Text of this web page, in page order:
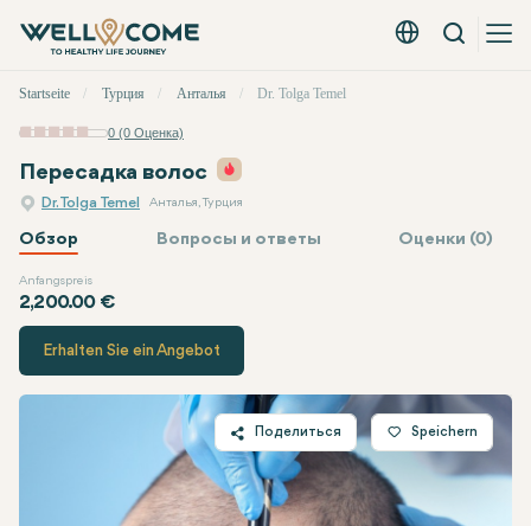
Русский - EUR
Вызов
меню
Startseite Турция Анталья Dr. Tolga Temel
0 (0 Оценка)
Пересадка волос
Dr. Tolga Temel Анталья, Турция
Обзор Вопросы и ответы Оценки (0)
Anfangspreis
2,200.00 €
Dr. Tolga Temel
Erhalten Sie ein Angebot
Поделиться
Twitter
Speichern